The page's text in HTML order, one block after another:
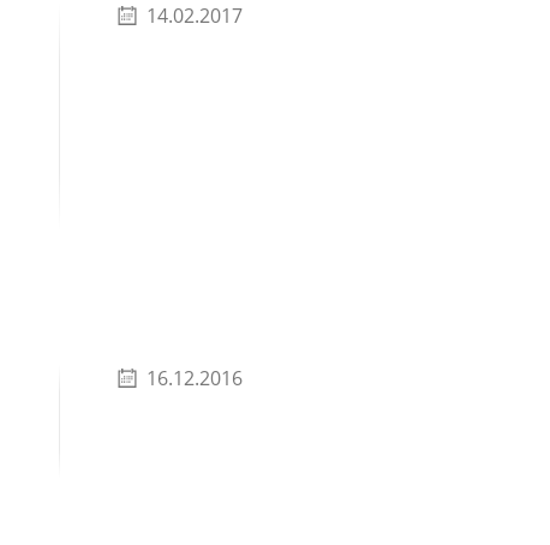
14.02.2017
16.12.2016